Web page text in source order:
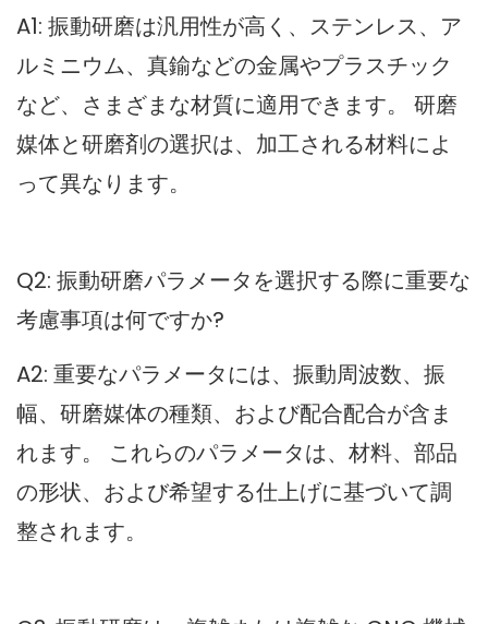
A1: 振動研磨は汎用性が高く、ステンレス、ア
ルミニウム、真鍮などの金属やプラスチック
など、さまざまな材質に適用できます。 研磨
媒体と研磨剤の選択は、加工される材料によ
って異なります。
Q2: 振動研磨パラメータを選択する際に重要な
考慮事項は何ですか?
A2: 重要なパラメータには、振動周波数、振
幅、研磨媒体の種類、および配合配合が含ま
れます。 これらのパラメータは、材料、部品
の形状、および希望する仕上げに基づいて調
整されます。